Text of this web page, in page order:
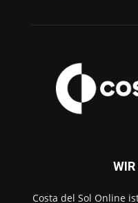
WIR
Costa del Sol Online